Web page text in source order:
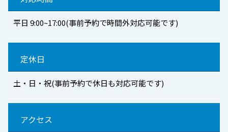
平日 9:00~17:00(事前予約で時間外対応可能です)
定休日
土・日・祝(事前予約で休日も対応可能です)
アクセス